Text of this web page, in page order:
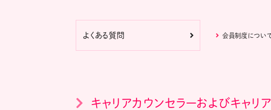
よくある質問 会員制度につい
キャリアカウンセラーおよびキャリ